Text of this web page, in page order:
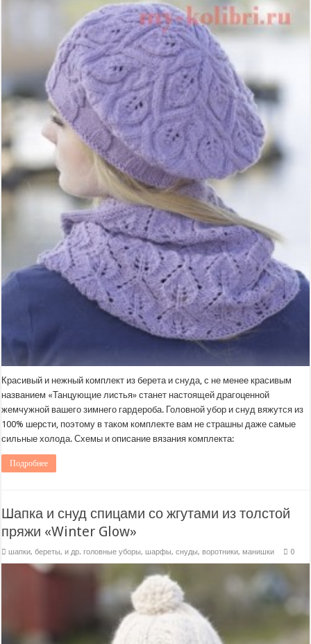
Красивый и нежный комплект из берета и снуда, с не менее красивым
названием «Танцующие листья» станет настоящей драгоценной
жемчужной вашего зимнего гардероба. Головной убор и снуд вяжутся из
100% шерсти, поэтому в таком комплекте вам не страшны даже самые
сильные холода. Схемы и описание вязания комплекта:
Подробнее
Шапка и снуд спицами со жгутами из толстой
пряжи «Winter Glow»
шапки, береты, и др. головные уборы,шарфы, снуды, воротники, манишки 0